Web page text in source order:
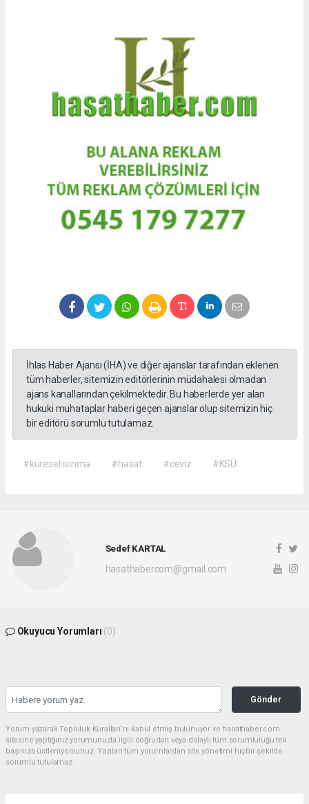
İhlas Haber Ajansı (İHA) ve diğer ajanslar tarafından eklenen
tüm haberler, sitemizin editörlerinin müdahalesi olmadan
ajans kanallarından çekilmektedir. Bu haberlerde yer alan
hukuki muhataplar haberi geçen ajanslar olup sitemizin hiç
bir editörü sorumlu tutulamaz.
#küresel ısınma #hasat #ceviz #KSÜ
Sedef KARTAL
hasathabercom@gmail.com
Okuyucu Yorumları (0)
Gönder
Yorum yazarak Topluluk Kuralları’nı kabul etmiş bulunuyor ve hasathaber.com
sitesine yaptığınız yorumunuzla ilgili doğrudan veya dolaylı tüm sorumluluğu tek
başınıza üstleniyorsunuz. Yazılan tüm yorumlardan site yönetimi hiçbir şekilde
sorumlu tutulamaz.